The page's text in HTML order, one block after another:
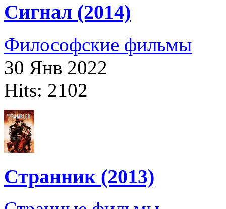
Сигнал (2014)
Философские фильмы
30 Янв 2022
Hits: 2102
Странник (2013)